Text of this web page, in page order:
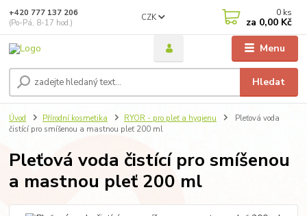
Menu
CZK
Hledat
+420 777 137 206
(Po-Pá, 8-17 hod.)
0 ks
za 0,00 Kč
Úvod Přírodní kosmetika RYOR - pro pleť a hygienu
Pleťová voda
čistící pro smíšenou a mastnou pleť 200 ml
Pleťová voda čistící pro smíšenou
a mastnou pleť 200 ml